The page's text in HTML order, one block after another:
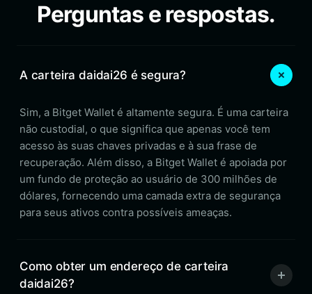
Perguntas e respostas.
A carteira daidai26 é segura?
Sim, a Bitget Wallet é altamente segura. É uma carteira
não custodial, o que significa que apenas você tem
acesso às suas chaves privadas e à sua frase de
recuperação. Além disso, a Bitget Wallet é apoiada por
um fundo de proteção ao usuário de 300 milhões de
dólares, fornecendo uma camada extra de segurança
para seus ativos contra possíveis ameaças.
Como obter um endereço de carteira
daidai26?